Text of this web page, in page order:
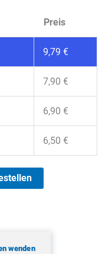
Preis
9,79 €
7,90 €
6,90 €
6,50 €
wenden